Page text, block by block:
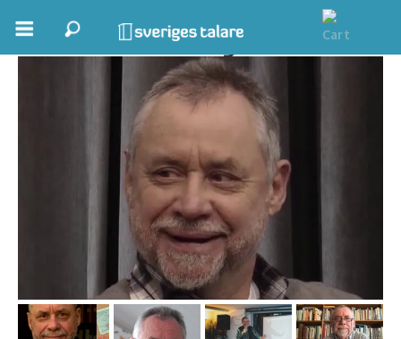
Inspirerande Föreläsare
Personlig utveckling, målsättning
Life Stories & Trivsel
Keynote
Gunnar Ekberg